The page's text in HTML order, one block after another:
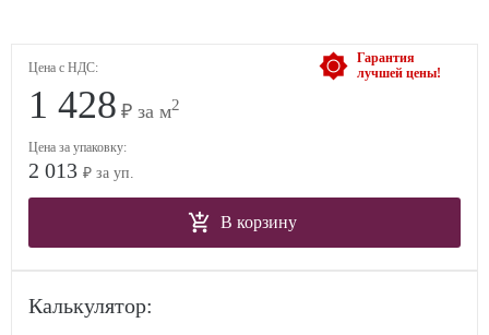
Гарантия
лучшей цены!
Цена с НДС:
1 428 ₽ за м2
Цена за упаковку:
2 013 ₽ за уп.
В корзину
Калькулятор: